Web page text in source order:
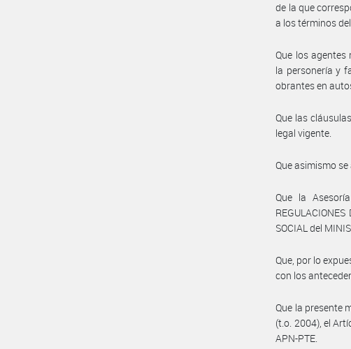
de la que
a los términos
Que los
la personería y
obrantes en
Que las
legal vigente.
Que asimismo
Que la
SOCIAL del
Que, por lo
con los
Que la presente
(t.o. 2004), el
APN-PTE.